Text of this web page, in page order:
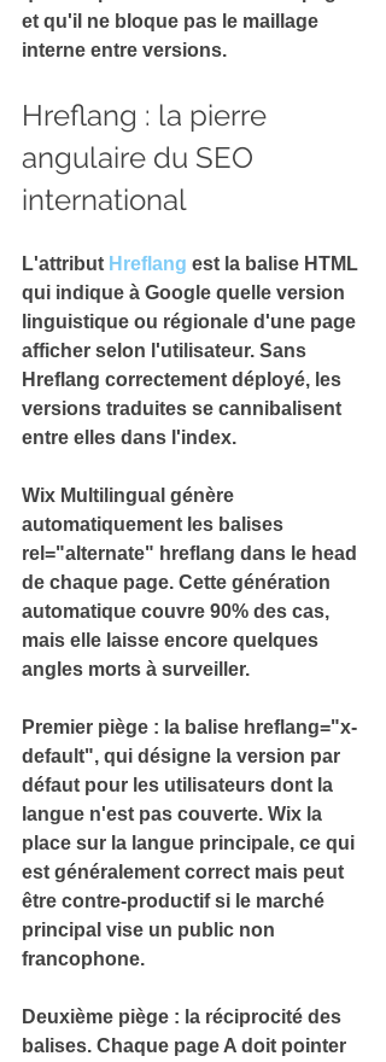
et qu'il ne bloque pas le maillage
interne entre versions.
Hreflang : la pierre
angulaire du SEO
international
L'attribut Hreflang est la balise HTML
qui indique à Google quelle version
linguistique ou régionale d'une page
afficher selon l'utilisateur. Sans
Hreflang correctement déployé, les
versions traduites se cannibalisent
entre elles dans l'index.
Wix Multilingual génère
automatiquement les balises
rel="alternate" hreflang dans le head
de chaque page. Cette génération
automatique couvre 90% des cas,
mais elle laisse encore quelques
angles morts à surveiller.
Premier piège : la balise hreflang="x-
default", qui désigne la version par
défaut pour les utilisateurs dont la
langue n'est pas couverte. Wix la
place sur la langue principale, ce qui
est généralement correct mais peut
être contre-productif si le marché
principal vise un public non
francophone.
Deuxième piège : la réciprocité des
balises. Chaque page A doit pointer